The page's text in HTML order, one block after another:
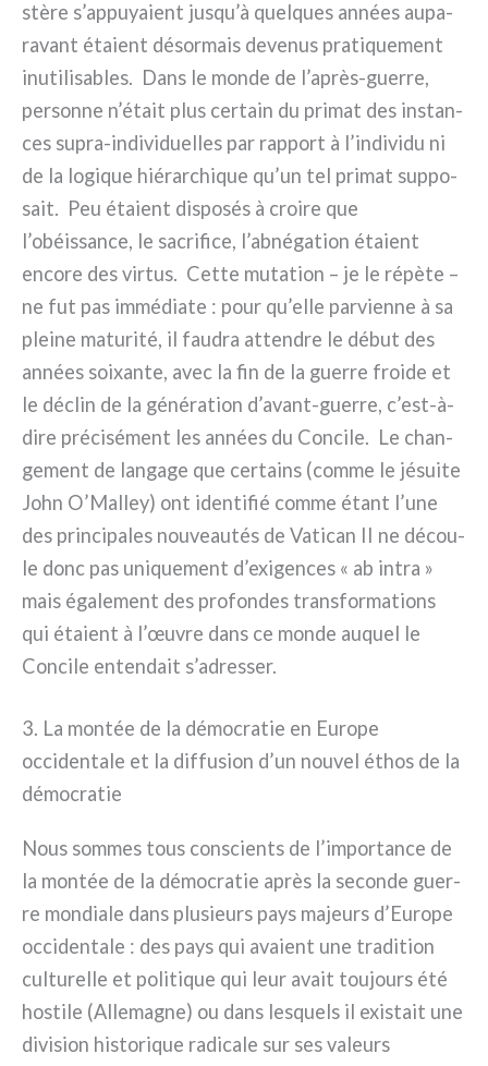
stè­re s’appuyaient jusqu’à quel­ques années aupa­
ra­vant éta­ient désor­mais deve­nus pra­ti­que­ment
inu­ti­li­sa­bles. Dans le mon­de de l’après-guerre,
per­son­ne n’était plus cer­tain du pri­mat des instan­
ces supra-individuelles par rap­port à l’individu ni
de la logi­que hié­rar­chi­que qu’un tel pri­mat sup­po­
sait. Peu éta­ient dispo­sés à croi­re que
l’obéissance, le sacri­fi­ce, l’abnégation éta­ient
enco­re des vir­tus. Cette muta­tion – je le répè­te –
ne fut pas immé­dia­te : pour qu’elle par­vien­ne à sa
plei­ne matu­ri­té, il fau­dra atten­dre le début des
années soi­xan­te, avec la fin de la guer­re froi­de et
le déclin de la géné­ra­tion d’avant-guerre, c’est-à-
dire pré­ci­sé­ment les années du Concile. Le chan­
ge­ment de lan­ga­ge que cer­tains (com­me le jésui­te
John O’Malley) ont iden­ti­fié com­me étant l’une
des prin­ci­pa­les nou­veau­tés de Vatican II ne décou­
le donc pas uni­que­ment d’exigences « ab intra »
mais éga­le­ment des pro­fon­des tran­sfor­ma­tions
qui éta­ient à l’œuvre dans ce mon­de auquel le
Concile enten­dait s’adresser.
3. La montée de la démocratie en Europe
occidentale et la diffusion d’un nouvel éthos de la
démocratie
Nous som­mes tous con­scien­ts de l’importance de
la mon­tée de la démo­cra­tie après la secon­de guer­
re mon­dia­le dans plu­sieurs pays majeurs d’Europe
occi­den­ta­le : des pays qui ava­ient une tra­di­tion
cul­tu­rel­le et poli­ti­que qui leur avait tou­jours été
hosti­le (Allemagne) ou dans lesquels il exi­stait une
divi­sion histo­ri­que radi­ca­le sur ses valeurs